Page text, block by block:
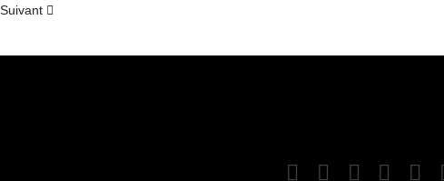
: Uruguay - Intermedio 2024 : Nacional au bout du suspense
Article suivant : Uruguay - Intermedio 2024 : Intermède en si bémol
Suivant